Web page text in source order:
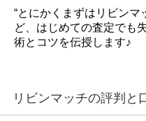
“とにかくまずはリビンマ
ど、はじめての査定でも
術とコツを伝授します♪
リビンマッチの評判と